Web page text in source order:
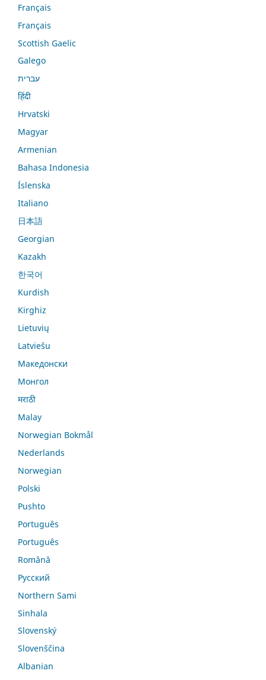
Français
Français
Scottish Gaelic
Galego
עברית
हिंदी
Hrvatski
Magyar
Armenian
Bahasa Indonesia
Íslenska
Italiano
日本語
Georgian
Kazakh
한국어
Kurdish
Kirghiz
Lietuvių
Latviešu
Македонски
Монгол
मराठी
Malay
Norwegian Bokmål
Nederlands
Norwegian
Polski
Pushto
Português
Português
Română
Русский
Northern Sami
Sinhala
Slovenský
Slovenščina
Albanian